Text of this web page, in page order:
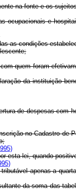
na fonte e os
ocupacionais e
as condições
quem foram
da instituição
de despesas com
no Cadastro de
esta lei, quando
apenas a
da soma das